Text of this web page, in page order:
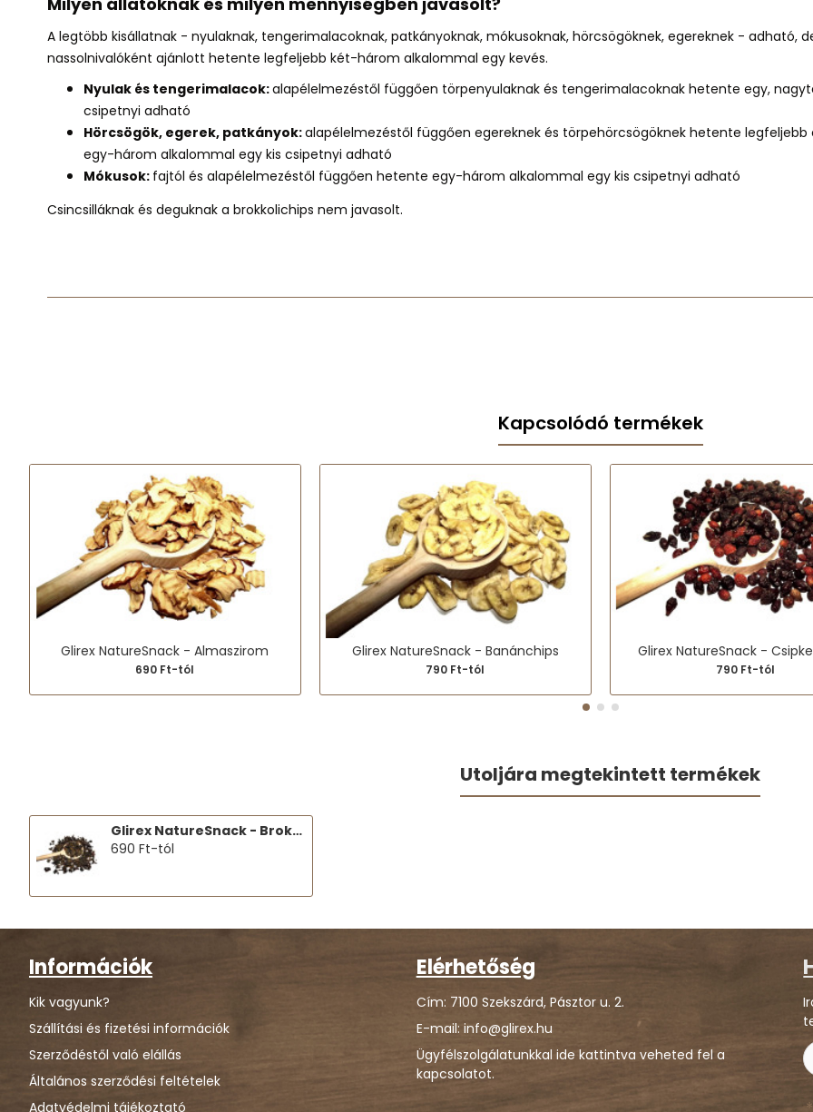
A legtöbb kisállatnak - nyulaknak, tengerimalacoknak, patkányoknak, mókusoknak, hörcsögöknek, egereknek - adható,
nassolnivalóként ajánlott hetente legfeljebb két-három alkalommal egy kevés.
Nyulak és tengerimalacok:alapélelmezéstől függően törpenyulaknak és tengerimalacoknak hetente egy,
csipetnyi adható
Hörcsögök, egerek, patkányok:alapélelmezéstől függően egereknek és törpehörcsögöknek hetente
egy-három alkalommal egy kis csipetnyi adható
Mókusok: fajtól és alapélelmezéstől függően hetente egy-három alkalommal egy kis csipetnyi adható
Csincsilláknak és deguknak a brokkolichips nem javasolt.
Kapcsolódó termékek
Glirex NatureSnack - Almaszirom
690 Ft-tól
Glirex NatureSnack - Banánchips
790 Ft-tól
Glirex NatureSnack -
790 Ft-tól
Utoljára megtekintett termékek
Glirex NatureSnack - Brokkoli chips
690 Ft-tól
Információk
Kik vagyunk?
Szállítási és fizetési információk
Szerződéstől való elállás
Általános szerződési feltételek
Adatvédelmi tájékoztató
Elérhetőség
Cím: 7100 Szekszárd, Pásztor u. 2.
E-mail: info@glirex.hu
Ügyfélszolgálatunkkal ide kattintva veheted fel a
kapcsolatot.